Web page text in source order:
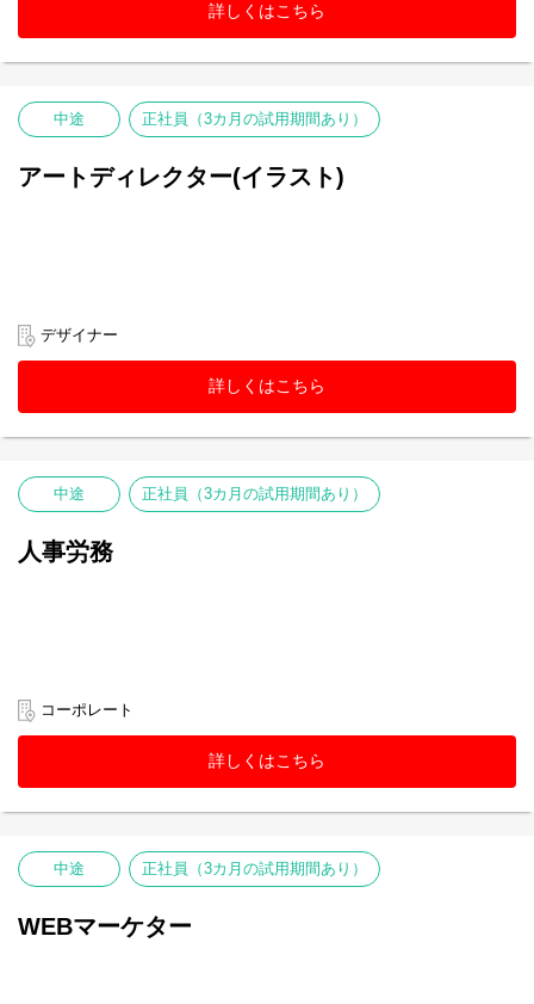
詳しくはこちら
中途 正社員（3カ月の試用期間あり）
アートディレクター(イラスト)
デザイナー
詳しくはこちら
中途 正社員（3カ月の試用期間あり）
人事労務
コーポレート
詳しくはこちら
中途 正社員（3カ月の試用期間あり）
WEBマーケター